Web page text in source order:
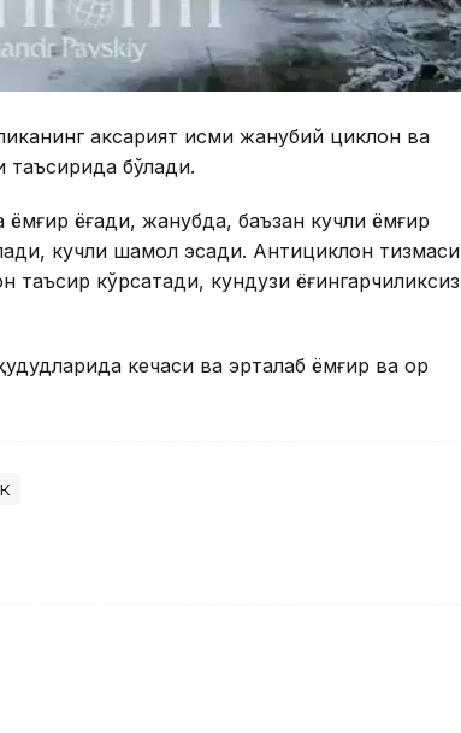
аксарият қисми жанубий циклон ва
таъсирида бўлади.
ёғади, жанубда, баъзан кучли ёмғир
кучли шамол эсади. Антициклон тизмаси
кўрсатади, кундузи ёғингарчиликсиз
кечаси ва эрталаб ёмғир ва қор